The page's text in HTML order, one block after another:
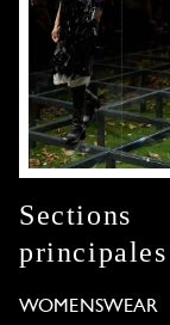
Sections
principales
WOMENSWEAR